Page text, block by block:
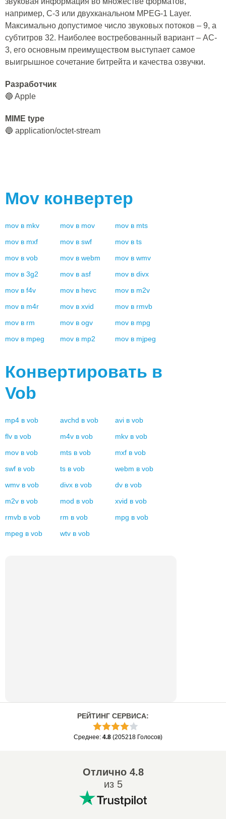
например, C-3 или двухканальном MPEG-1 Layer.
Максимально допустимое число звуковых потоков – 9, а
субтитров 32. Наиболее востребованный вариант – AC-
3, его основным преимуществом выступает самое
выигрышное сочетание битрейта и качества озвучки.
Разработчик
🔵 Apple
MIME type
🔵 application/octet-stream
Mov конвертер
mov в mkv mov в mov mov в mts
mov в mxf mov в swf mov в ts
mov в vob mov в webm mov в wmv
mov в 3g2 mov в asf mov в divx
mov в f4v mov в hevc mov в m2v
mov в m4r mov в xvid mov в rmvb
mov в rm mov в ogv mov в mpg
mov в mpeg mov в mp2 mov в mjpeg
Конвертировать в
Vob
mp4 в vob avchd в vob avi в vob
flv в vob m4v в vob mkv в vob
mov в vob mts в vob mxf в vob
swf в vob ts в vob webm в vob
wmv в vob divx в vob dv в vob
m2v в vob mod в vob xvid в vob
rmvb в vob rm в vob mpg в vob
mpeg в vob wtv в vob
РЕЙТИНГ СЕРВИСА:
Среднее: 4.8 (205218 Голосов)
Отлично4.8
из 5